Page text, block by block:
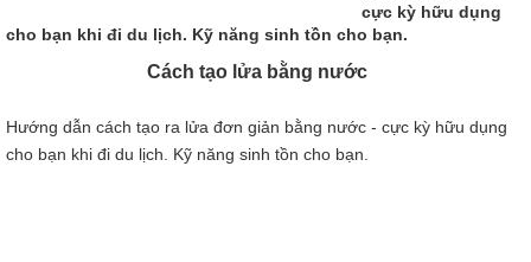
cực kỳ hữu dụng
cho bạn khi đi du lịch. Kỹ năng sinh tồn cho bạn.
Cách tạo lửa bằng nước
Hướng dẫn cách tạo ra lửa đơn giản bằng nước - cực kỳ hữu dụng
cho bạn khi đi du lịch. Kỹ năng sinh tồn cho bạn.